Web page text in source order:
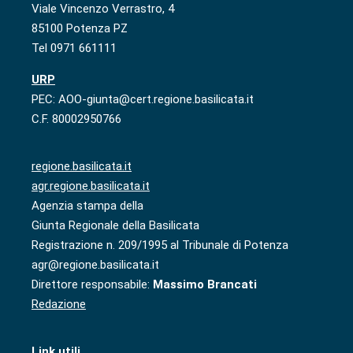
Viale Vincenzo Verrastro, 4
85100 Potenza PZ
Tel 0971 661111
URP
PEC: AOO-giunta@cert.regione.basilicata.it
C.F. 80002950766
regione.basilicata.it
agr.regione.basilicata.it
Agenzia stampa della
Giunta Regionale della Basilicata
Registrazione n. 209/1995 al Tribunale di Potenza
agr@regione.basilicata.it
Direttore responsabile: Massimo Brancati
Redazione